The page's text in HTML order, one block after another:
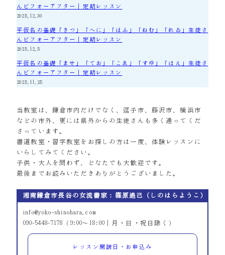
んビフォーアフター｜定期レッスン
2025.12.30
平仮名の基礎「きつ」「へに」「ほふ」「ねむ」「れゐ」生徒さ
んビフォーアフター｜定期レッスン
2025.12.5
平仮名の基礎「ませ」「てお」「こゑ」「すゆ」「はえ」生徒さ
んビフォーアフター｜定期レッスン
2025.11.25
当教室は、鎌倉市内だけでなく、逗子市、藤沢市、横浜市
などの市外、更には県外からの生徒さんも多く通ってくだ
さっています。
書道教室・習字教室をお探しの方は一度、体験レッスンに
いらしてみてください。
子供・大人を問わず、どなたでも大歓迎です。
最後までお読みいただきありがとうございました。
湘南鎌倉市長谷の女流書家：篠原遙己（しのはらようこ）
info@yoko-shinohara.com
090-5448-7178（9:00～18:00｜月・日・祝日除く）
レッスン開講日・お申込み